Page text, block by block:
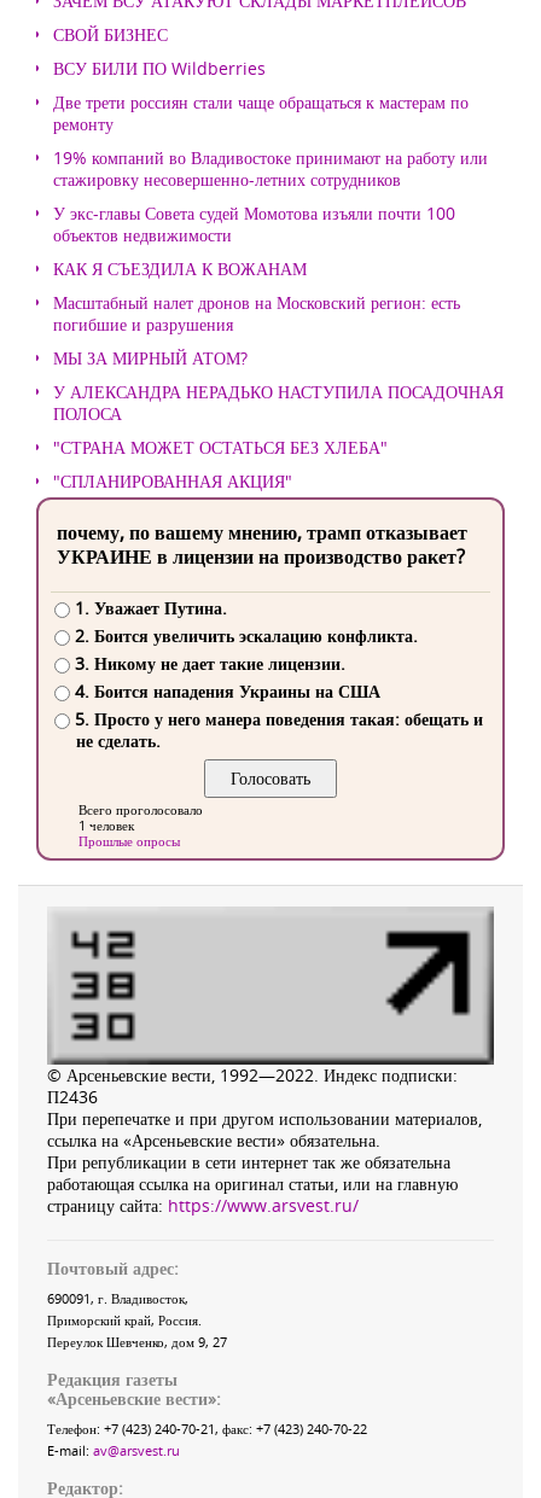
СВОЙ БИЗНЕС
ВСУ БИЛИ ПО Wildberries
Две трети россиян стали чаще обращаться к мастерам по
ремонту
19% компаний во Владивостоке принимают на работу или
стажировку несовершенно-летних сотрудников
У экс-главы Совета судей Момотова изъяли почти 100
объектов недвижимости
КАК Я СЪЕЗДИЛА К ВОЖАНАМ
Масштабный налет дронов на Московский регион: есть
погибшие и разрушения
МЫ ЗА МИРНЫЙ АТОМ?
У АЛЕКСАНДРА НЕРАДЬКО НАСТУПИЛА ПОСАДОЧНАЯ
ПОЛОСА
"СТРАНА МОЖЕТ ОСТАТЬСЯ БЕЗ ХЛЕБА"
"СПЛАНИРОВАННАЯ АКЦИЯ"
почему, по вашему мнению, трамп отказывает
УКРАИНЕ в лицензии на производство ракет?
1. Уважает Путина.
2. Боится увеличить эскалацию конфликта.
3. Никому не дает такие лицензии.
4. Боится нападения Украины на США
5. Просто у него манера поведения такая: обещать и
не сделать.
Всего проголосовало
1 человек
Прошлые опросы
© Арсеньевские вести, 1992—2022. Индекс подписки:
П2436
При перепечатке и при другом использовании материалов,
ссылка на «Арсеньевские вести» обязательна.
При републикации в сети интернет так же обязательна
работающая ссылка на оригинал статьи, или на главную
страницу сайта: https://www.arsvest.ru/
Почтовый адрес:
690091, г. Владивосток,
Приморский край, Россия
Переулок Шевченко, дом 9, 27
Редакция газеты
«Арсеньевские вести»:
Телефон: +7 (423) 240-70-21, факс: +7 (423) 240-70-22
E-mail: av@arsvest.ru
Редактор: